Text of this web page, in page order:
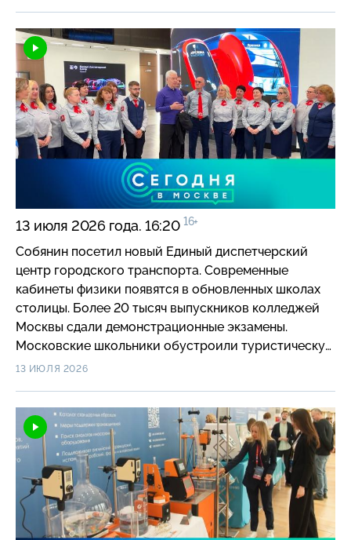
в этом году установят 28 подъемных платформ для
маломобильных москвичей. Тренировки проекта
«Мой спортивный район» начались еще на
36 площадках. Восемь новых зон отдыха у воды
появились в Москве. В «Коломенском» прошел
фестиваль «ЭКО: Москва».
13 июля 2026 года. 16:20 16+
Собянин посетил новый Единый диспетчерский
центр городского транспорта. Современные
кабинеты физики появятся в обновленных школах
столицы. Более 20 тысяч выпускников колледжей
Москвы сдали демонстрационные экзамены.
Московские школьники обустроили туристическую
тропу на Урале. Москва представила городские IT-
Восемь новых зон отдыха у воды появились
в Москве. В «Коломенском» прошел фестиваль
«ЭКО: Москва».
13 ИЮЛЯ 2026